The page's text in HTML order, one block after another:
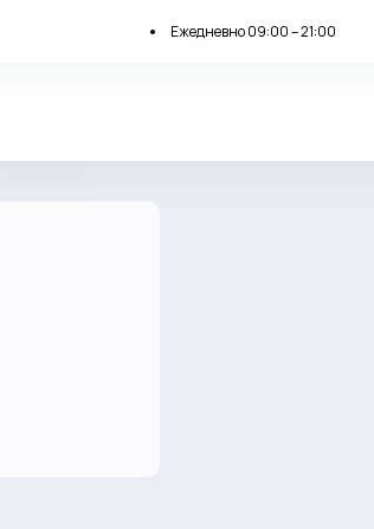
Ежедневно 09:00 – 21:00